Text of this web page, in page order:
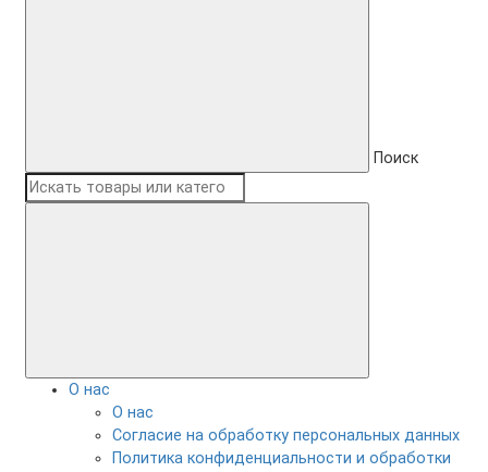
Поиск
О нас
О нас
Согласие на обработку персональных данных
Политика конфиденциальности и обработки